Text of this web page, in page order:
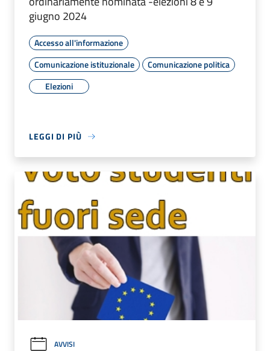
giugno 2024
Accesso all'informazione
Comunicazione istituzionale
Comunicazione politica
Elezioni
LEGGI DI PIÙ
AVVISI